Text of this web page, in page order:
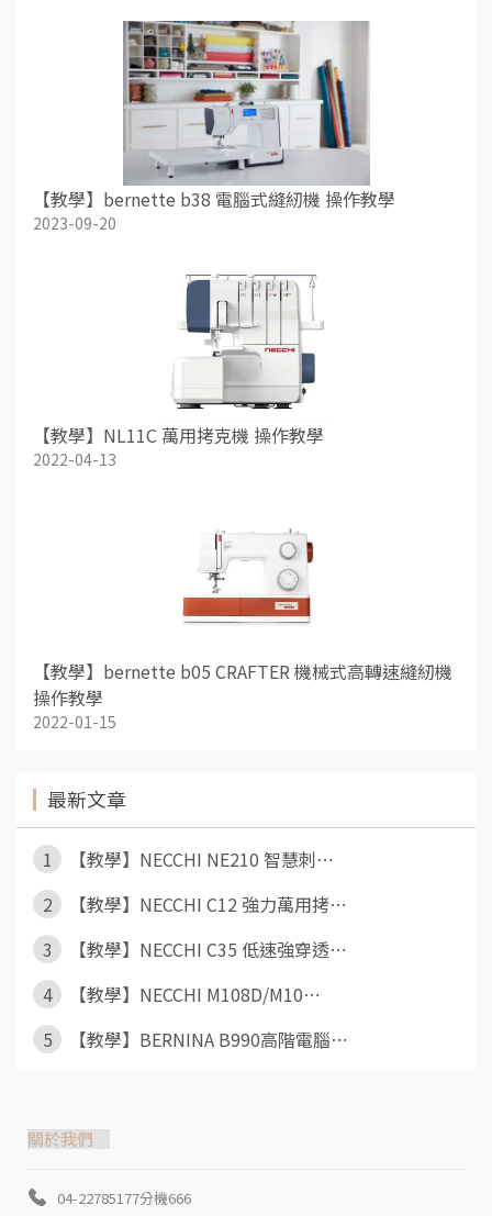
【教學】bernette b38 電腦式縫紉機 操作教學
2023-09-20
【教學】NL11C 萬用拷克機 操作教學
2022-04-13
【教學】bernette b05 CRAFTER 機械式高轉速縫紉機
操作教學
2022-01-15
最新文章
1
【教學】NECCHI NE210 智慧刺⋯
2
【教學】NECCHI C12 強力萬用拷⋯
3
【教學】NECCHI C35 低速強穿透⋯
4
【教學】NECCHI M108D/M10⋯
5
【教學】BERNINA B990高階電腦⋯
關於我們
04-22785177分機666